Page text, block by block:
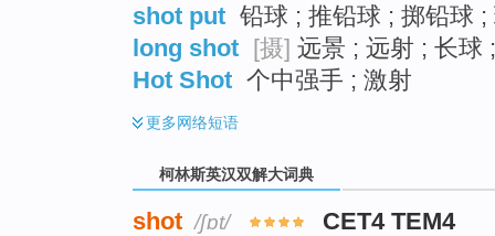
shot put 铅球 ; 推铅球 ; 掷铅球 ;
long shot [摄] 远景 ; 远射 ; 长球
Hot Shot 个中强手 ; 激射
更多网络短语
柯林斯英汉双解大词典
shot /ʃɒt/ CET4 TEM4